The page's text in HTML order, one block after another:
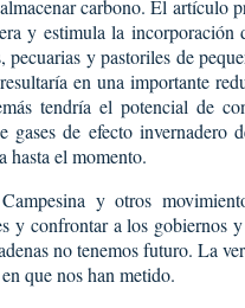
carbono. El artículo
y estimula la
pecuarias y pastoriles de
en una importante
tendría el potencial de
gases de efecto invernadero
hasta el momento.
y otros
y confrontar a los gobiernos
no tenemos futuro. La
que nos han metido.